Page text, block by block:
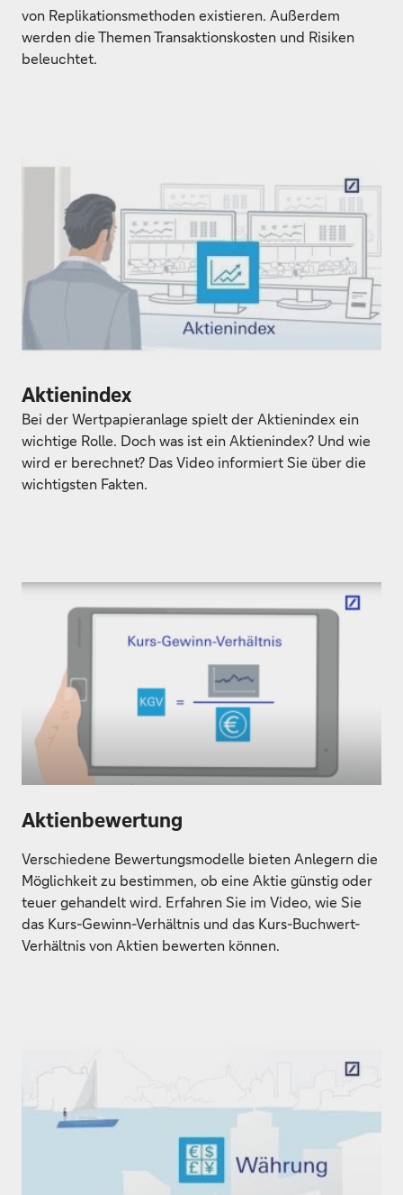
von Replikationsmethoden existieren. Außerdem
werden die Themen Transaktionskosten und Risiken
beleuchtet.
Aktienindex
Bei der Wertpapieranlage spielt der Aktienindex ein
wichtige Rolle. Doch was ist ein Aktienindex? Und wie
wird er berechnet? Das Video informiert Sie über die
wichtigsten Fakten.
Aktienbewertung
Verschiedene Bewertungsmodelle bieten Anlegern die
Möglichkeit zu bestimmen, ob eine Aktie günstig oder
teuer gehandelt wird. Erfahren Sie im Video, wie Sie
das Kurs-Gewinn-Verhältnis und das Kurs-Buchwert-
Verhältnis von Aktien bewerten können.